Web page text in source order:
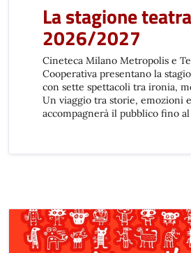
La stagione
2026/2027
Cineteca Milano Metropolis e
Cooperativa presentano la
con sette spettacoli tra ironia,
Un viaggio tra storie, emozioni
accompagnerà il pubblico fino al